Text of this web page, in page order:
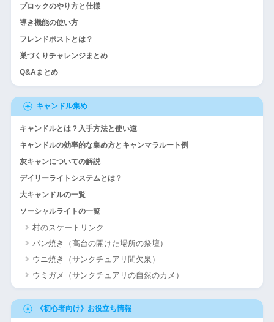
ブロックのやり方と仕様
導き機能の使い方
フレンドポストとは？
巣づくりチャレンジまとめ
Q&Aまとめ
キャンドル集め
キャンドルとは？入手方法と使い道
キャンドルの効率的な集め方とキャンマラルート例
灰キャンについての解説
デイリーライトシステムとは？
大キャンドルの一覧
ソーシャルライトの一覧
村のスケートリンク
パン焼き（高台の開けた場所の祭壇）
ウニ焼き（サンクチュアリ間欠泉）
ウミガメ（サンクチュアリの自然のカメ）
《初心者向け》お役立ち情報